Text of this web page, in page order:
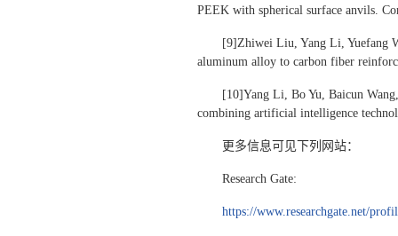
PEEK with spherical surface anvils.
[9]Zhiwei Liu, Yang Li, Yuefang
aluminum alloy to carbon fiber
[10]Yang Li, Bo Yu, Baicun
combining artificial intelligence
更多信息可见下列网站：
Research Gate:
https://www.researchgate.net/